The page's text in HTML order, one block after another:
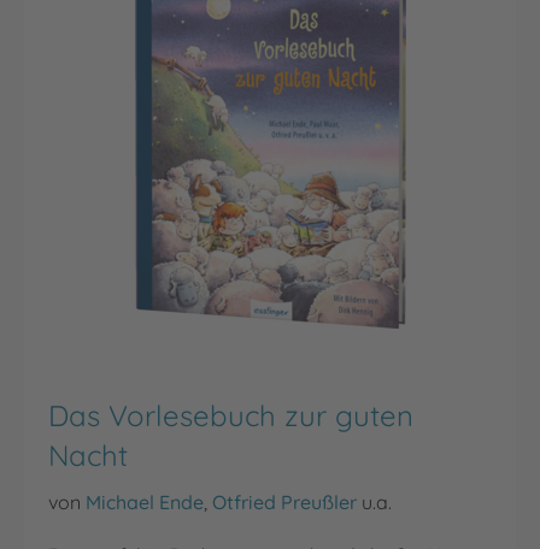
Das Vorlesebuch zur guten
Nacht
von Michael Ende Otfried Preußler u.a.